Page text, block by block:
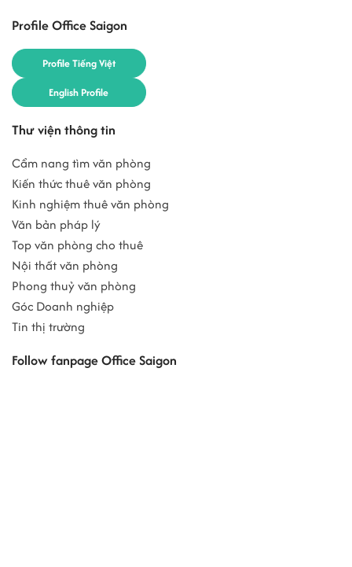
Profile Office Saigon
Profile Tiếng Việt
English Profile
Thư viện thông tin
Cẩm nang tìm văn phòng
Kiến thức thuê văn phòng
Kinh nghiệm thuê văn phòng
Văn bản pháp lý
Top văn phòng cho thuê
Nội thất văn phòng
Phong thuỷ văn phòng
Góc Doanh nghiệp
Tin thị trường
Follow fanpage Office Saigon